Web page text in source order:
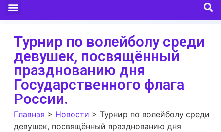
Турнир по волейболу среди
девушек, посвящённый
празднованию дня
Государственного флага
России.
Главная > Новости > Турнир по волейболу среди
девушек, посвящённый празднованию дня